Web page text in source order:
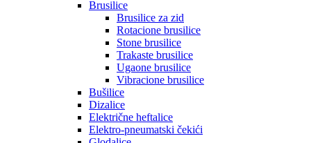
Brusilice
Brusilice za zid
Rotacione brusilice
Stone brusilice
Trakaste brusilice
Ugaone brusilice
Vibracione brusilice
Bušilice
Dizalice
Električne heftalice
Elektro-pneumatski čekići